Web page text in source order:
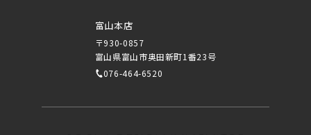
富山本店
〒930-0857
富山県富山市奥田新町1番23号
076-464-6520